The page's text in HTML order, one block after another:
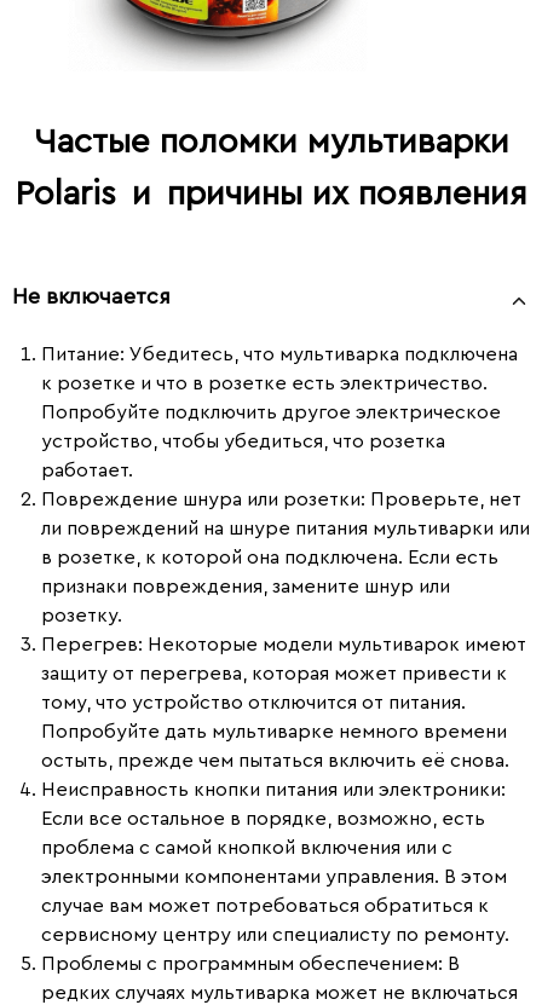
Частые поломки мультиварки
Polaris и причины их появления
Не включается
Питание: Убедитесь, что мультиварка подключена
к розетке и что в розетке есть электричество.
Попробуйте подключить другое электрическое
устройство, чтобы убедиться, что розетка
работает.
Повреждение шнура или розетки: Проверьте, нет
ли повреждений на шнуре питания мультиварки или
в розетке, к которой она подключена. Если есть
признаки повреждения, замените шнур или
розетку.
Перегрев: Некоторые модели мультиварок имеют
защиту от перегрева, которая может привести к
тому, что устройство отключится от питания.
Попробуйте дать мультиварке немного времени
остыть, прежде чем пытаться включить её снова.
Неисправность кнопки питания или электроники:
Если все остальное в порядке, возможно, есть
проблема с самой кнопкой включения или с
электронными компонентами управления. В этом
случае вам может потребоваться обратиться к
сервисному центру или специалисту по ремонту.
Проблемы с программным обеспечением: В
редких случаях мультиварка может не включаться